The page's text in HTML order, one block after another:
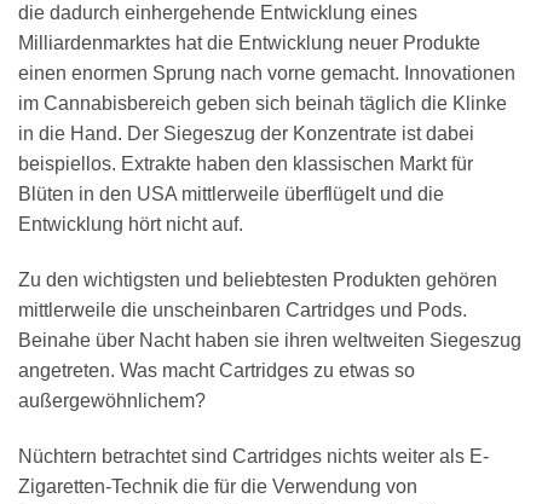
die dadurch einhergehende Entwicklung eines
Milliardenmarktes hat die Entwicklung neuer Produkte
einen enormen Sprung nach vorne gemacht. Innovationen
im Cannabisbereich geben sich beinah täglich die Klinke
in die Hand. Der Siegeszug der Konzentrate ist dabei
beispiellos. Extrakte haben den klassischen Markt für
Blüten in den USA mittlerweile überflügelt und die
Entwicklung hört nicht auf.
Zu den wichtigsten und beliebtesten Produkten gehören
mittlerweile die unscheinbaren Cartridges und Pods.
Beinahe über Nacht haben sie ihren weltweiten Siegeszug
angetreten. Was macht Cartridges zu etwas so
außergewöhnlichem?
Nüchtern betrachtet sind Cartridges nichts weiter als E-
Zigaretten-Technik die für die Verwendung von